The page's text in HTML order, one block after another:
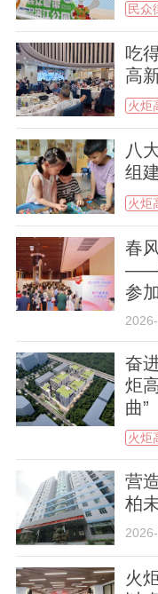
民众
吃
高
火炬
八
组
火炬
春
——
参
奋
炬
曲”
火炬
营
柏
火